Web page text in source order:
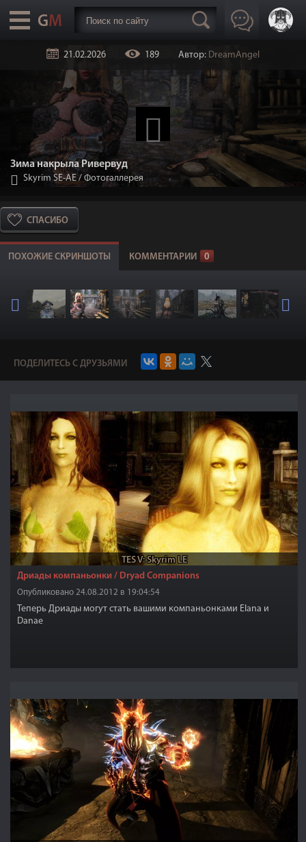
21.02.2026 189 Автор: DreamAngel
Зима накрыла Ривервуд
Skyrim SE-АЕ/Фотогаллерея
СПАСИБО
ПОХОЖИЕ СКРИНШОТЫ КОММЕНТАРИИ 0
ПОДЕЛИТЕСЬ С ДРУЗЬЯМИ
TES V: Skyrim LE
Дриады компаньонки / Dryad Companions
Опубликовано 24.08.2012 в 19:04:54
Теперь Дриады могут стать вашими компаньонками Elana и
Danae